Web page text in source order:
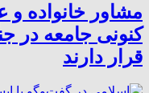
مشاور خانواده
کنونی جامعه در
قرار دارند